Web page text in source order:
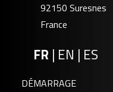
92150 Suresnes
France
FR | EN | ES
DÉMARRAGE